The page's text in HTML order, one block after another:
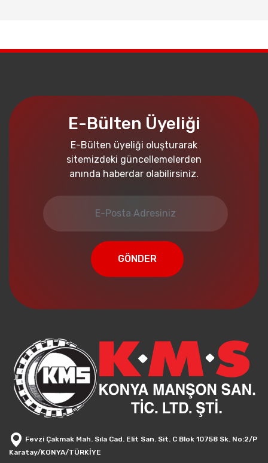
E-Bülten Üyeliği
E-Bülten üyeliği oluşturarak
sitemizdeki güncellemelerden
anında haberdar olabilirsiniz.
GÖNDER
Fevzi Çakmak Mah. Sıla Cad. Elit San. Sit. C Blok 10758 Sk. No:2/P
Karatay/KONYA/TÜRKİYE